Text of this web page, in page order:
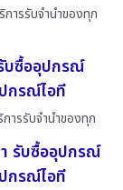
ารรับจำนำของทุก
บซื้ออุปกรณ์
กรณ์ไอที
ารรับจำนำของทุก
รับซื้ออุปกรณ์
กรณ์ไอที